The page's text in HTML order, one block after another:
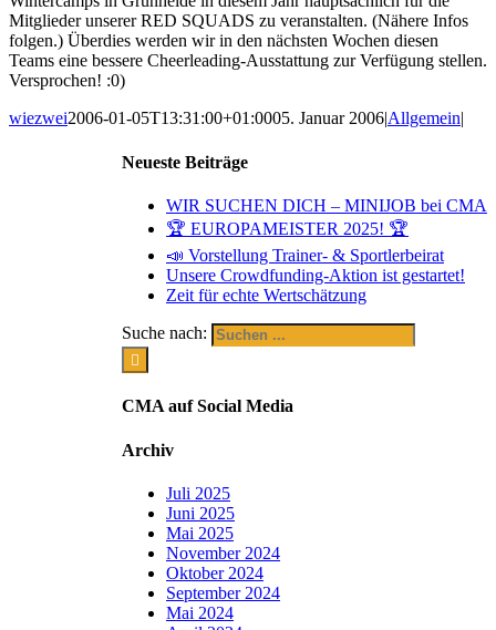
Mitglieder unserer RED SQUADS zu veranstalten. (Nähere Infos
folgen.) Überdies werden wir in den nächsten Wochen diesen
Teams eine bessere Cheerleading-Ausstattung zur Verfügung stellen.
Versprochen! :0)
wiezwei2006-01-05T13:31:00+01:0005. Januar 2006|Allgemein|
Neueste Beiträge
WIR SUCHEN DICH – MINIJOB bei CMA
🏆 EUROPAMEISTER 2025! 🏆
📣 Vorstellung Trainer- & Sportlerbeirat
Unsere Crowdfunding-Aktion ist gestartet!
Zeit für echte Wertschätzung
Suche nach:
CMA auf Social Media
Archiv
Juli 2025
Juni 2025
Mai 2025
November 2024
Oktober 2024
September 2024
Mai 2024